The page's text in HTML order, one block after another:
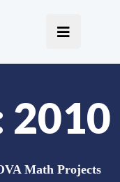
2010
Math Projects